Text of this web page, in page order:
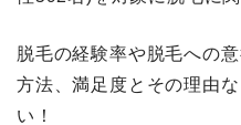
脱毛の経験率や脱毛への
方法、満足度とその理由
い！